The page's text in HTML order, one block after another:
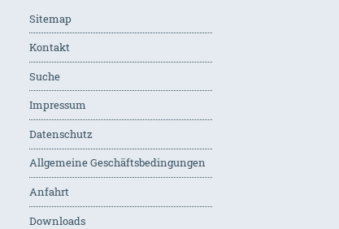
Sitemap
Kontakt
Suche
Impressum
Datenschutz
Allgemeine Geschäftsbedingungen
Anfahrt
Downloads